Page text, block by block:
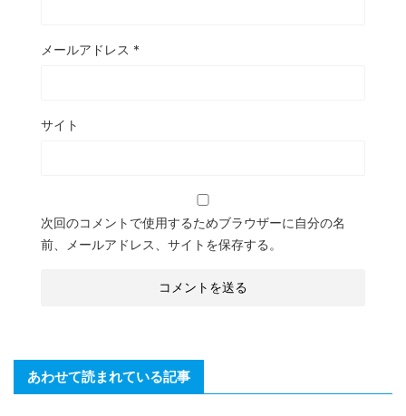
メールアドレス *
サイト
次回のコメントで使用するためブラウザーに自分の名
前、メールアドレス、サイトを保存する。
あわせて読まれている記事